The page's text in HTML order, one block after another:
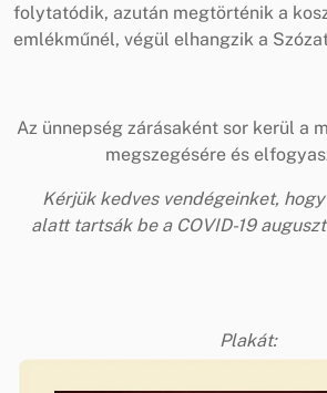
folytatódik, azután megtörténik a
emlékműnél, végül elhangzik a
Az ünnepség zárásaként sor kerül a
megszegésére és
Kérjük kedves vendégeinket,
alatt tartsák be a COVID-19
Plakát: